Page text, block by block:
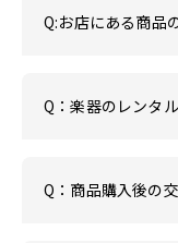
Q:お店にある商品
Q：楽器のレンタ
Q：商品購入後の